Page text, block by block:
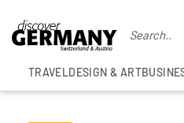
TRAVELDESIGN & ART